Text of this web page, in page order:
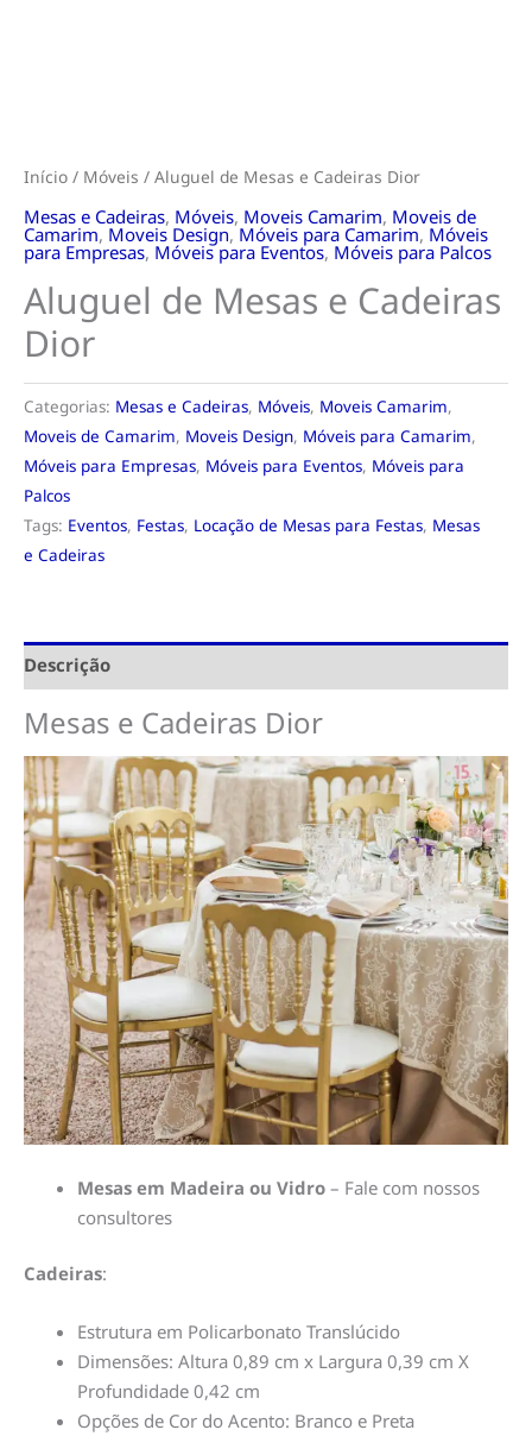
Início / Móveis / Aluguel de Mesas e Cadeiras Dior
Mesas e Cadeiras, Móveis, Moveis Camarim, Moveis de
Camarim, Moveis Design,Móveis para Camarim, Móveis
para Empresas, Móveis para Eventos, Móveis para Palcos
Aluguel de Mesas e Cadeiras
Dior
Categorias: Mesas e Cadeiras, Móveis, Moveis Camarim,
Moveis de Camarim, Moveis Design, Móveis para Camarim,
Móveis para Empresas, Móveis para Eventos, Móveis para
Palcos
Tags: Eventos, Festas, Locação de Mesas para Festas, Mesas
e Cadeiras
Descrição
Mesas e Cadeiras Dior
Mesas em Madeira ou Vidro – Fale com nossos
consultores
Cadeiras:
Estrutura em Policarbonato Translúcido
Dimensões: Altura 0,89 cm x Largura 0,39 cm X
Profundidade 0,42 cm
Opções de Cor do Acento: Branco e Preta